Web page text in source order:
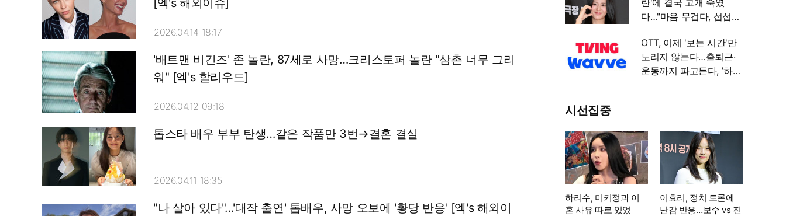
[엑's 해외이슈]
2026.04.14 18:17
'배트맨 비긴즈' 존 놀란, 87세로 사망…크리스토퍼 놀란 "삼촌 너무 그리
워" [엑's 할리우드]
2026.04.12 09:18
톱스타 배우 부부 탄생…같은 작품만 3번→결혼 결실
2026.04.11 18:35
"나 살아 있다"…'대작 출연' 톱배우, 사망 오보에 '황당 반응' [엑's 해외이
란'에 결국 고개 숙였
다…"마음 무겁다, 섭섭함
OTT, 이제 '보는 시간'만
노리지 않는다…출퇴근·
운동까지 파고든다, '하루
시선집중
하리수, 미키정과 이
혼 사유 따로 있었
이효리, 정치 토론에
난감 반응…보수 vs 진